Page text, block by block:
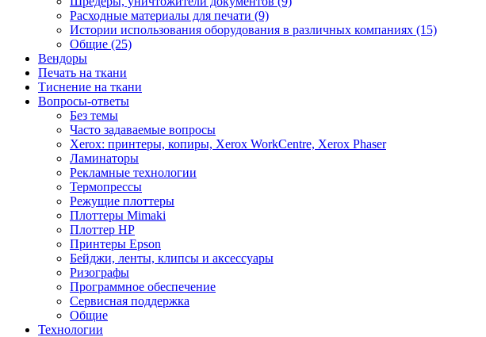
Расходные материалы для печати (9)
Истории использования оборудования в различных компаниях (15)
Общие (25)
Вендоры
Печать на ткани
Тиснение на ткани
Вопросы-ответы
Без темы
Часто задаваемые вопросы
Xerox: принтеры, копиры, Xerox WorkCentre, Xerox Phaser
Ламинаторы
Рекламные технологии
Термопрессы
Режущие плоттеры
Плоттеры Mimaki
Плоттер HP
Принтеры Epson
Бейджи, ленты, клипсы и аксессуары
Ризографы
Программное обеспечение
Сервисная поддержка
Общие
Технологии